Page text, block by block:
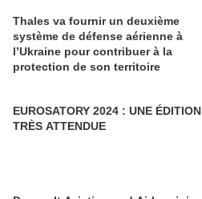
Thales va fournir un deuxième
système de défense aérienne à
l’Ukraine pour contribuer à la
protection de son territoire
EUROSATORY 2024 : UNE ÉDITION
TRÈS ATTENDUE